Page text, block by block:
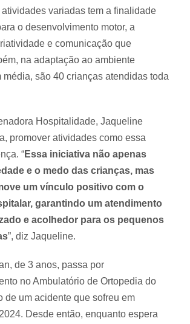
variadas tem a finalidade
o desenvolvimento motor, a
e comunicação que
na adaptação ao ambiente
média, são 40 crianças atendidas toda
Hospitalidade, Jaqueline
promover atividades como essa
“Essa iniciativa não apenas
e o medo das crianças, mas
um vínculo positivo com o
garantindo um atendimento
e acolhedor para os pequenos
”, diz Jaqueline.
de 3 anos, passa por
no Ambulatório de Ortopedia do
de um acidente que sofreu em
Desde então, enquanto espera